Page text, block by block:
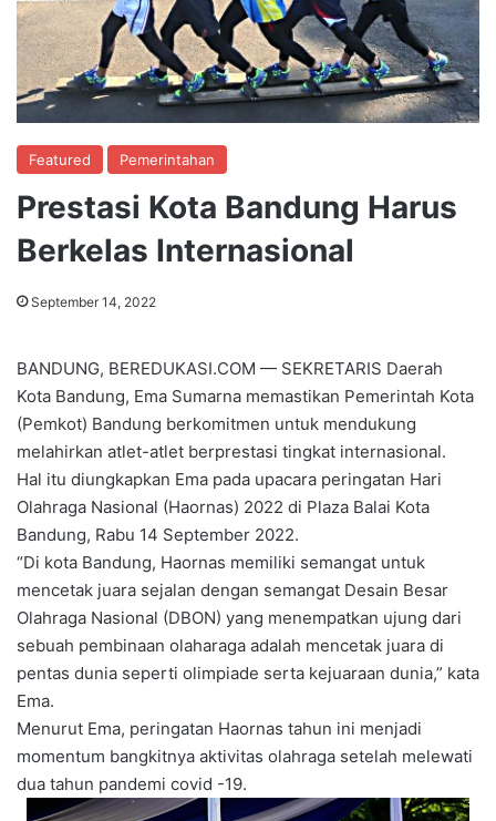
Featured Pemerintahan
Prestasi Kota Bandung Harus
Berkelas Internasional
September 14, 2022
BANDUNG, BEREDUKASI.COM — SEKRETARIS Daerah
Kota Bandung, Ema Sumarna memastikan Pemerintah Kota
(Pemkot) Bandung berkomitmen untuk mendukung
melahirkan atlet-atlet berprestasi tingkat internasional.
Hal itu diungkapkan Ema pada upacara peringatan Hari
Olahraga Nasional (Haornas) 2022 di Plaza Balai Kota
Bandung, Rabu 14 September 2022.
“Di kota Bandung, Haornas memiliki semangat untuk
mencetak juara sejalan dengan semangat Desain Besar
Olahraga Nasional (DBON) yang menempatkan ujung dari
sebuah pembinaan olaharaga adalah mencetak juara di
pentas dunia seperti olimpiade serta kejuaraan dunia,” kata
Ema.
Menurut Ema, peringatan Haornas tahun ini menjadi
momentum bangkitnya aktivitas olahraga setelah melewati
dua tahun pandemi covid -19.